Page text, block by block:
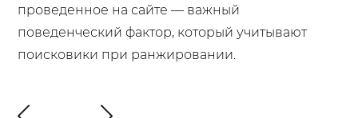
проведенное на сайте — важный
поведенческий фактор, который учитывают
поисковики при ранжировании.